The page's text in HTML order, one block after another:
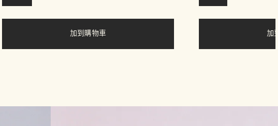
加到購物車